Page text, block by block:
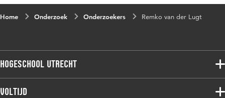
Home Onderzoek Onderzoekers Remko van der Lugt
Hogeschool Utrecht
Voltijdopleidingen
Voltijd